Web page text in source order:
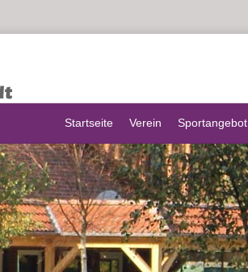
Startseite Verein Sportangebot